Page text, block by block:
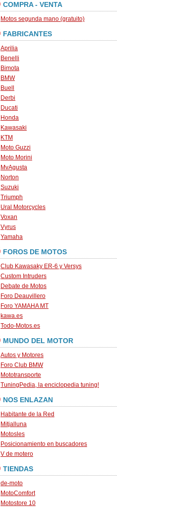
COMPRA - VENTA
Motos segunda mano (gratuito)
FABRICANTES
Aprilia
Benelli
Bimota
BMW
Buell
Derbi
Ducati
Honda
Kawasaki
KTM
Moto Guzzi
Moto Morini
MvAgusta
Norton
Suzuki
Triumph
Ural Motorcycles
Voxan
Vyrus
Yamaha
FOROS DE MOTOS
Club Kawasaky ER-6 y Versys
Custom Intruders
Debate de Motos
Foro Deauvillero
Foro YAMAHA MT
kawa.es
Todo-Motos.es
MUNDO DEL MOTOR
Autos y Motores
Foro Club BMW
Mototransporte
TuningPedia, la enciclopedia tuning!
NOS ENLAZAN
Habitante de la Red
Mitjalluna
Motosles
Posicionamiento en buscadores
V de motero
TIENDAS
de-moto
MotoComfort
Motostore 10